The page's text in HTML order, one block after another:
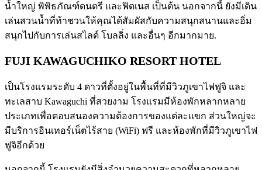
น้ำใหญ่ พิพิธภัณฑ์ดนตรี และฟิตเนส เป็นต้น นอกจากนี้ ยังมีเดิน
เล่นสวนน้ำที่ท้าชวนให้คุณได้สัมผัสกับความสนุกสนานและอิ่ม
สนุกไปกับการเล่นสไลด์ โบลลิ่ง และอื่นๆ อีกมากมาย.
FUJI KAWAGUCHIKO RESORT HOTEL
เป็นโรงแรมระดับ 4 ดาวที่ตั้งอยู่ในพื้นที่ที่มีวิวภูเขาไฟฟูจิ และ
ทะเลสาบ Kawaguchi ที่สวยงาม โรงแรมมีห้องพักหลากหลาย
ประเภทเพื่อตอบสนองความต้องการของแต่ละแขก ส่วนใหญ่จะ
มีบริการอินเทอร์เน็ตไร้สาย (WiFi) ฟรี และห้องพักที่มีวิวภูเขาไฟ
ฟูจิอีกด้วย